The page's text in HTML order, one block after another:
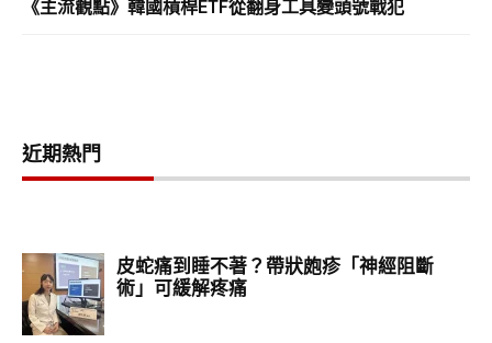
《主流觀點》韓國槓桿ETF從翻身工具變頭號戰犯
近期熱門